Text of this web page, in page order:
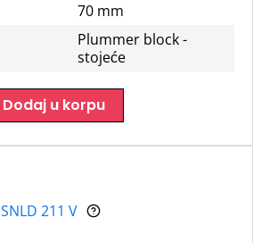
70 mm
Plummer block -
stojeće
Dodaj u korpu
SNLD 211 V